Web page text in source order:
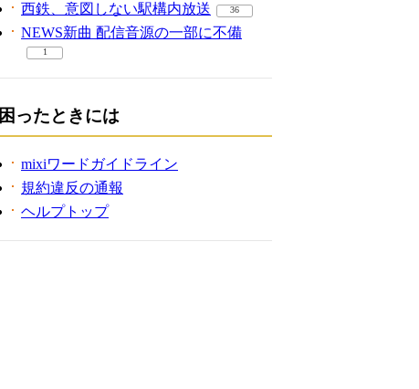
西鉄、意図しない駅構内放送 36
NEWS新曲 配信音源の一部に不備
1
困ったときには
mixiワードガイドライン
規約違反の通報
ヘルプトップ